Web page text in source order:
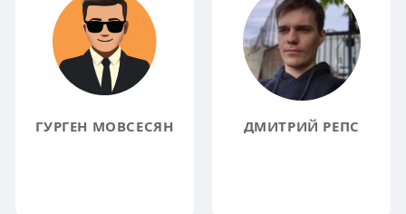
ГУРГЕН МОВСЕСЯН ДМИТРИЙ РЕПС